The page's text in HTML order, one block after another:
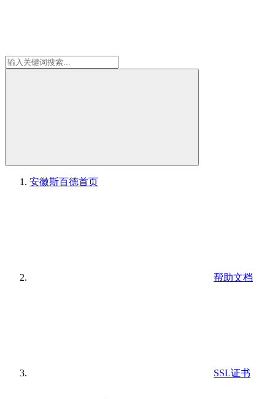
安徽斯百德首页
帮助文档
SSL证书